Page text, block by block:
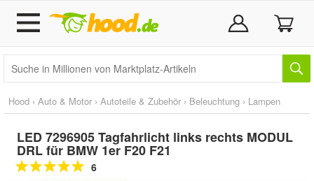
Hood › Auto & Motor › Autoteile & Zubehör › Beleuchtung › Lampen
LED 7296905 Tagfahrlicht links rechts MODUL
DRL für BMW 1er F20 F21
6